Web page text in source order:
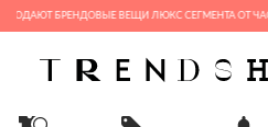
БРЕНДОВЫЕ ВЕЩИ ЛЮКС СЕГМЕНТА ОТ